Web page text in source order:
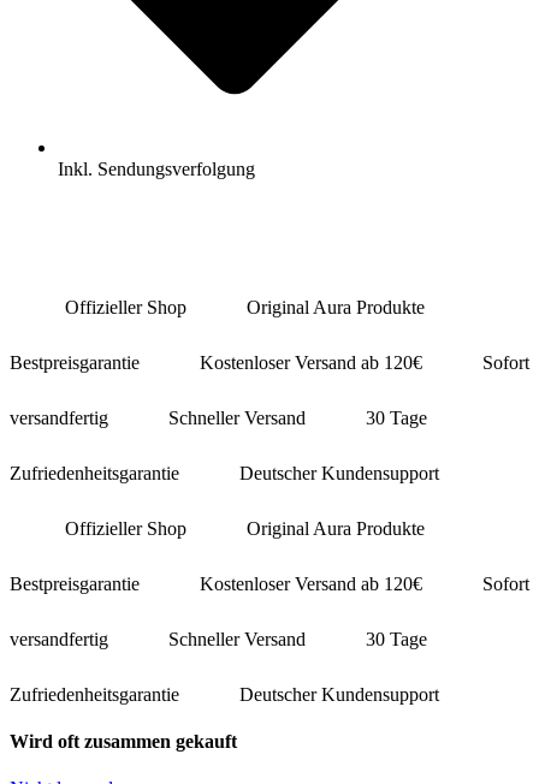
Inkl. Sendungsverfolgung
Offizieller Shop Original Aura Produkte
Bestpreisgarantie Kostenloser Versand ab 120€ Sofort
versandfertig Schneller Versand 30 Tage
Zufriedenheitsgarantie Deutscher Kundensupport
Offizieller Shop Original Aura Produkte
Bestpreisgarantie Kostenloser Versand ab 120€ Sofort
versandfertig Schneller Versand 30 Tage
Zufriedenheitsgarantie Deutscher Kundensupport
Wird oft zusammen gekauft